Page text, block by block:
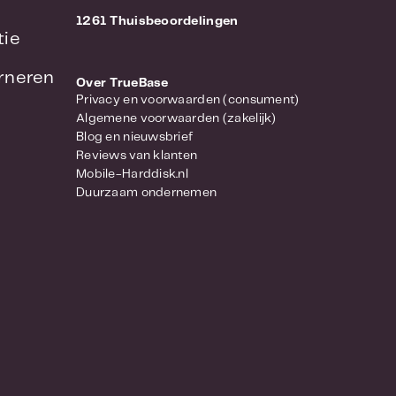
1261 Thuisbeoordelingen
Over TrueBase
Privacy en voorwaarden (consument)
Algemene voorwaarden (zakelijk)
Blog en nieuwsbrief
Reviews van klanten
Mobile-Harddisk.nl
Duurzaam ondernemen